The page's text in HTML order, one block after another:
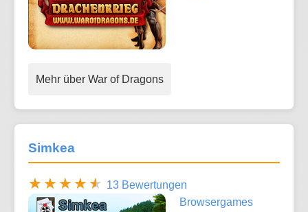
Mehr über War of Dragons
Simkea
13 Bewertungen
Browsergames